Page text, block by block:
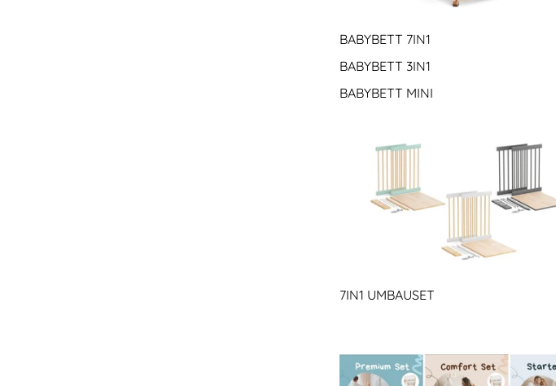
BABYBETT 7IN1
BABYBETT 3IN1
BABYBETT MINI
7IN1 UMBAUSET